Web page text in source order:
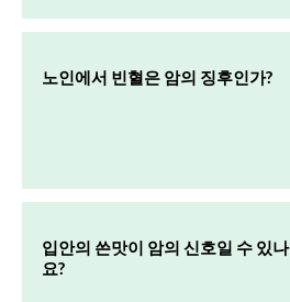
노인에서 빈혈은 암의 징후인가?
입안의 쓴맛이 암의 신호일 수 있나
요?